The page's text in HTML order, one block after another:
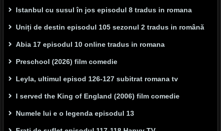
Istanbul cu susul în jos episodul 8 tradus in romana
Uniți de destin episodul 105 sezonul 2 tradus in română
Abia 17 episodul 10 online tradus in romana
Preschool (2026) film comedie
Leyla, ultimul episod 126-127 subitrat romana tv
I served the King of England (2006) film comedie
Numele lui e o legenda episodul 13